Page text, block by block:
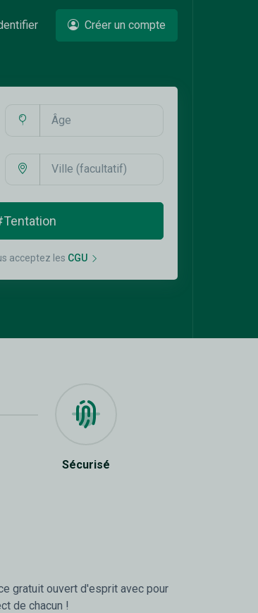
Créer un compte
acceptez les CGU
Sécurisé
gratuit ouvert d'esprit avec pour
de chacun !